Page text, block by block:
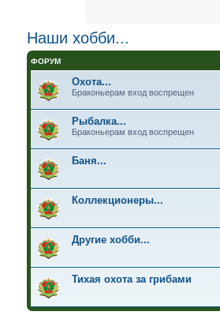
Наши хобби...
ФОРУМ
Охота...
Браконьерам вход воспрещен
Рыбалка...
Браконьерам вход воспрещен
Баня...
Коллекционеры...
Другие хобби...
Тихая охота за грибами